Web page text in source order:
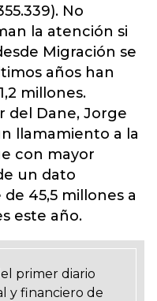
No
la atención si
Migración se
años han
millones.
del Dane, Jorge
llamamiento a la
con mayor
un dato
45,5 millones a
este año.
primer diario
y financiero de